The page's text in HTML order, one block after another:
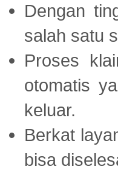
Dengan
salah satu
Proses
otomatis
keluar.
Berkat
bisa